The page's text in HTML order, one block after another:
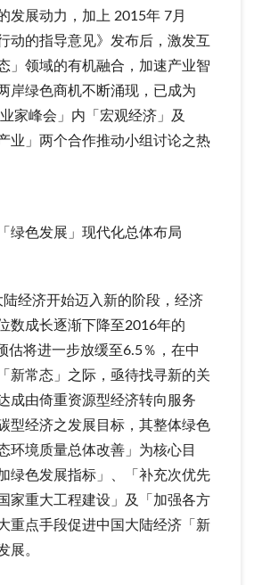
发展动力，加上 2015年 7月
动的指导意见》发布后，激发互
」领域的有机融合，加速产业智
岸绿色商机不断涌现，已成为
家峰会」内「宏观经济」及
业」两个合作推动小组讨论之热
绿色发展」现代化总体布局
经济开始迈入新的阶段，经济
数成长逐渐下降至2016年的
估将进一步放缓至6.5％，在中
新常态」之际，亟待找寻新的关
成由倚重资源型经济转向服务
型经济之发展目标，其整体绿色
环境质量总体改善」为核心目
绿色发展指标」、「补充次优先
家重大工程建设」及「加强各方
重点手段促进中国大陆经济「新
展。